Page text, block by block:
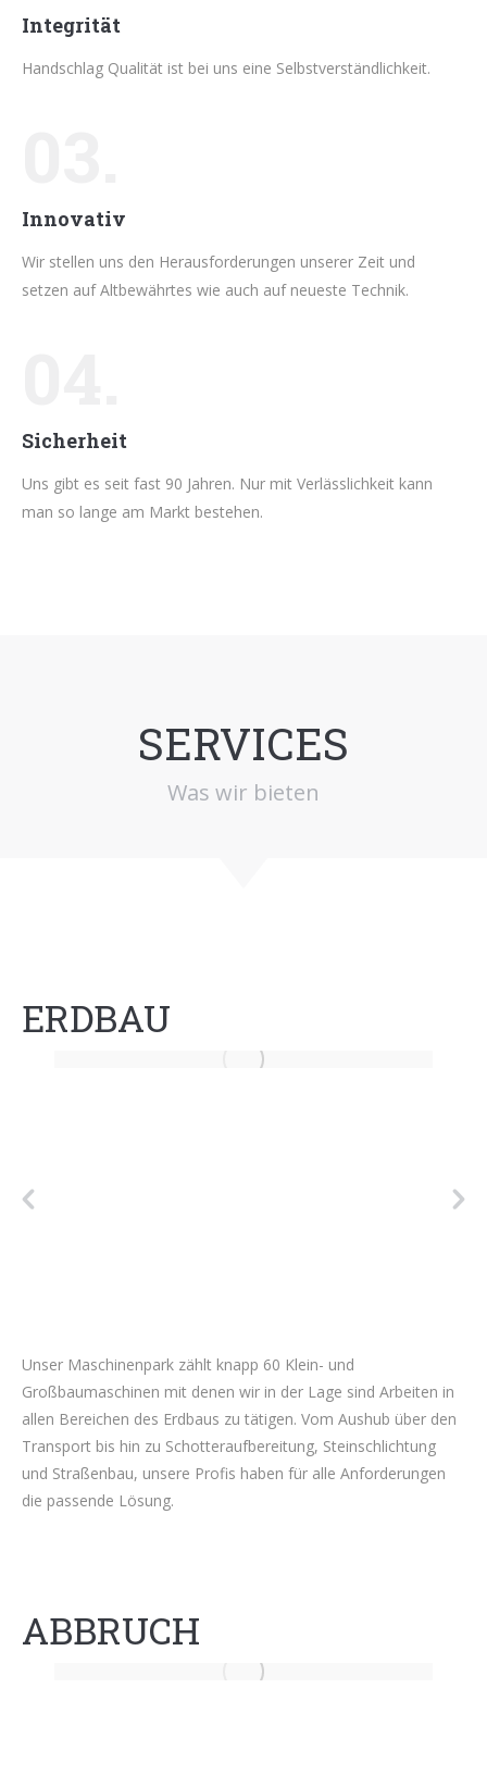
Integrität
Handschlag Qualität ist bei uns eine Selbstverständlichkeit.
Innovativ
Wir stellen uns den Herausforderungen unserer Zeit und
setzen auf Altbewährtes wie auch auf neueste Technik.
Sicherheit
Uns gibt es seit fast 90 Jahren. Nur mit Verlässlichkeit kann
man so lange am Markt bestehen.
SERVICES
Was wir bieten
ERDBAU
Unser Maschinenpark zählt knapp 60 Klein- und
Großbaumaschinen mit denen wir in der Lage sind Arbeiten in
allen Bereichen des Erdbaus zu tätigen. Vom Aushub über den
Transport bis hin zu Schotteraufbereitung, Steinschlichtung
und Straßenbau, unsere Profis haben für alle Anforderungen
die passende Lösung.
ABBRUCH